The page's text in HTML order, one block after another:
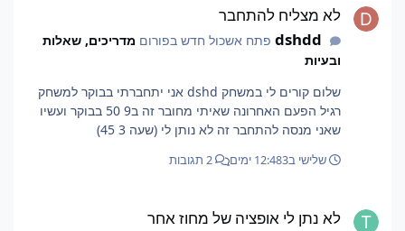
לא מצליח להתחבר
dshddפתח אשכול חדש בפורום מדריכים, שאלות
ובעיות
שלום קורים לי במשחק dshd אני יתחברתי בבוקר למשחק
רגיל הפעם האחרונה שאיתי מחובר זה ב9 50 בבוקר ועשיו
שאני מנסה להתחבר זה לא נותן לי (שעה 3 45)
שלישי ב12:483 ימים
לא נתן לי אופציה של מחוז אחר